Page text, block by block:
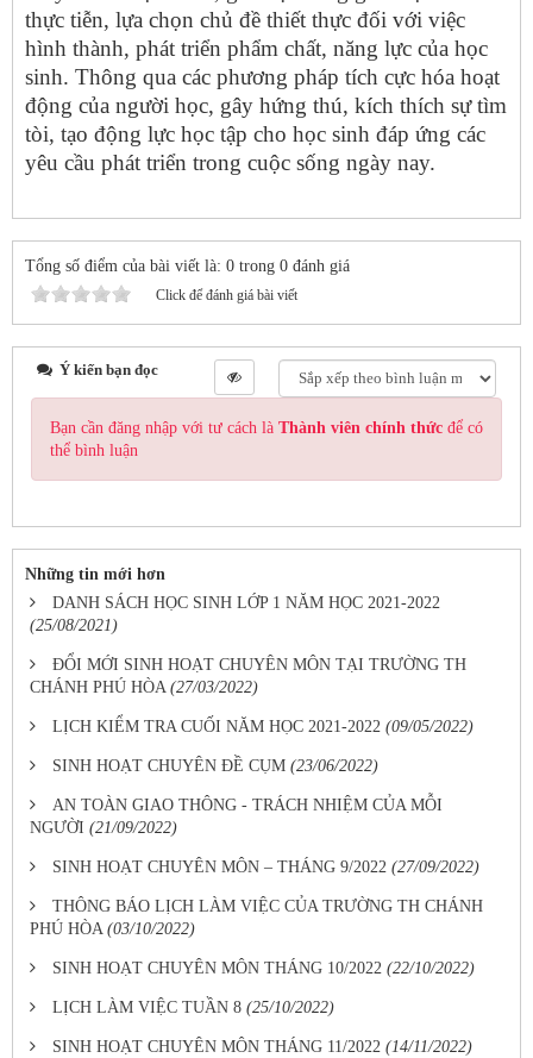
thực tiễn, lựa chọn chủ đề thiết thực đối với việc
hình thành, phát triển phẩm chất, năng lực của học
sinh. Thông qua các phương pháp tích cực hóa hoạt
động của người học, gây hứng thú, kích thích sự tìm
tòi, tạo động lực học tập cho học sinh đáp ứng các
yêu cầu phát triển trong cuộc sống ngày nay.
Tổng số điểm của bài viết là: 0 trong 0 đánh giá
Click để đánh giá bài viết
Ý kiến bạn đọc
Bạn cần đăng nhập với tư cách là Thành viên chính thức để có
thể bình luận
Những tin mới hơn
DANH SÁCH HỌC SINH LỚP 1 NĂM HỌC 2021-2022
(25/08/2021)
ĐỔI MỚI SINH HOẠT CHUYÊN MÔN TẠI TRƯỜNG TH
CHÁNH PHÚ HÒA (27/03/2022)
LỊCH KIỂM TRA CUỐI NĂM HỌC 2021-2022 (09/05/2022)
SINH HOẠT CHUYÊN ĐỀ CỤM (23/06/2022)
AN TOÀN GIAO THÔNG - TRÁCH NHIỆM CỦA MỖI
NGƯỜI (21/09/2022)
SINH HOẠT CHUYÊN MÔN – THÁNG 9/2022 (27/09/2022)
THÔNG BÁO LỊCH LÀM VIỆC CỦA TRƯỜNG TH CHÁNH
PHÚ HÒA (03/10/2022)
SINH HOẠT CHUYÊN MÔN THÁNG 10/2022 (22/10/2022)
LỊCH LÀM VIỆC TUẦN 8 (25/10/2022)
SINH HOẠT CHUYÊN MÔN THÁNG 11/2022 (14/11/2022)